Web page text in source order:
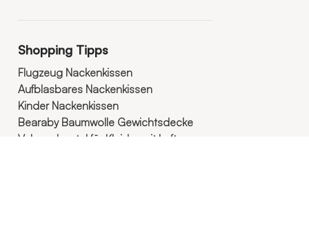
Shopping Tipps
Flugzeug Nackenkissen
Aufblasbares Nackenkissen
Kinder Nackenkissen
Bearaby Baumwolle Gewichtsdecke
Vakuumbeutel für Kleider mit Luftpumpe